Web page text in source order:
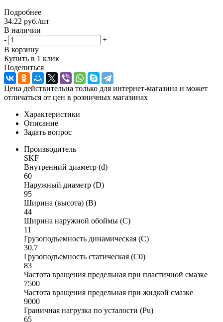
Подробнее
34.22 руб./шт
В наличии
-
+
В корзину
Купить в 1 клик
Поделиться
Цена действительна только для интернет-магазина и может
отличаться от цен в розничных магазинах
Характеристики
Описание
Задать вопрос
Производитель
SKF
Внутренний диаметр (d)
60
Наружный диаметр (D)
95
Ширина (высота) (B)
44
Ширина наружной обоймы (C)
11
Грузоподъемность динамическая (C)
30.7
Грузоподъемность статическая (C0)
83
Частота вращения предельная при пластичной смазке
7500
Частота вращения предельная при жидкой смазке
9000
Граничная нагрузка по усталости (Pu)
65